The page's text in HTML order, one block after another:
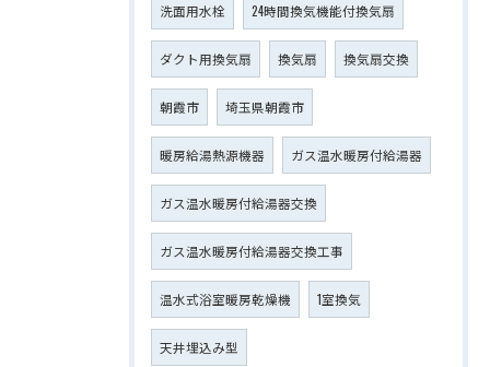
洗面用水栓 24時間換気機能付換気扇
ダクト用換気扇 換気扇 換気扇交換
朝霞市 埼玉県朝霞市
暖房給湯熱源機器 ガス温水暖房付給湯器
ガス温水暖房付給湯器交換
ガス温水暖房付給湯器交換工事
温水式浴室暖房乾燥機 1室換気
天井埋込み型